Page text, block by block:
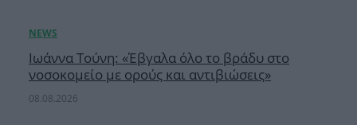
Ιωάννα Τούνη: «Έβγαλα όλο το βράδυ στο
νοσοκομείο με ορούς και αντιβιώσεις»
08.08.2026